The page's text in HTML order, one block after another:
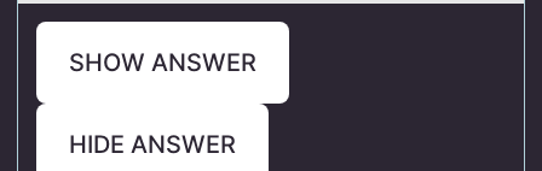
SHOW ANSWER
HIDE ANSWER